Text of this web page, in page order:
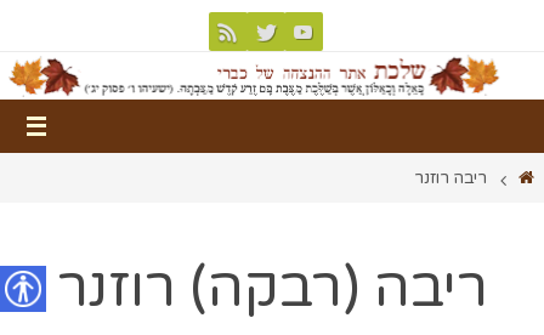
ריבה רוזנר
ריבה (רבקה) רוזנר